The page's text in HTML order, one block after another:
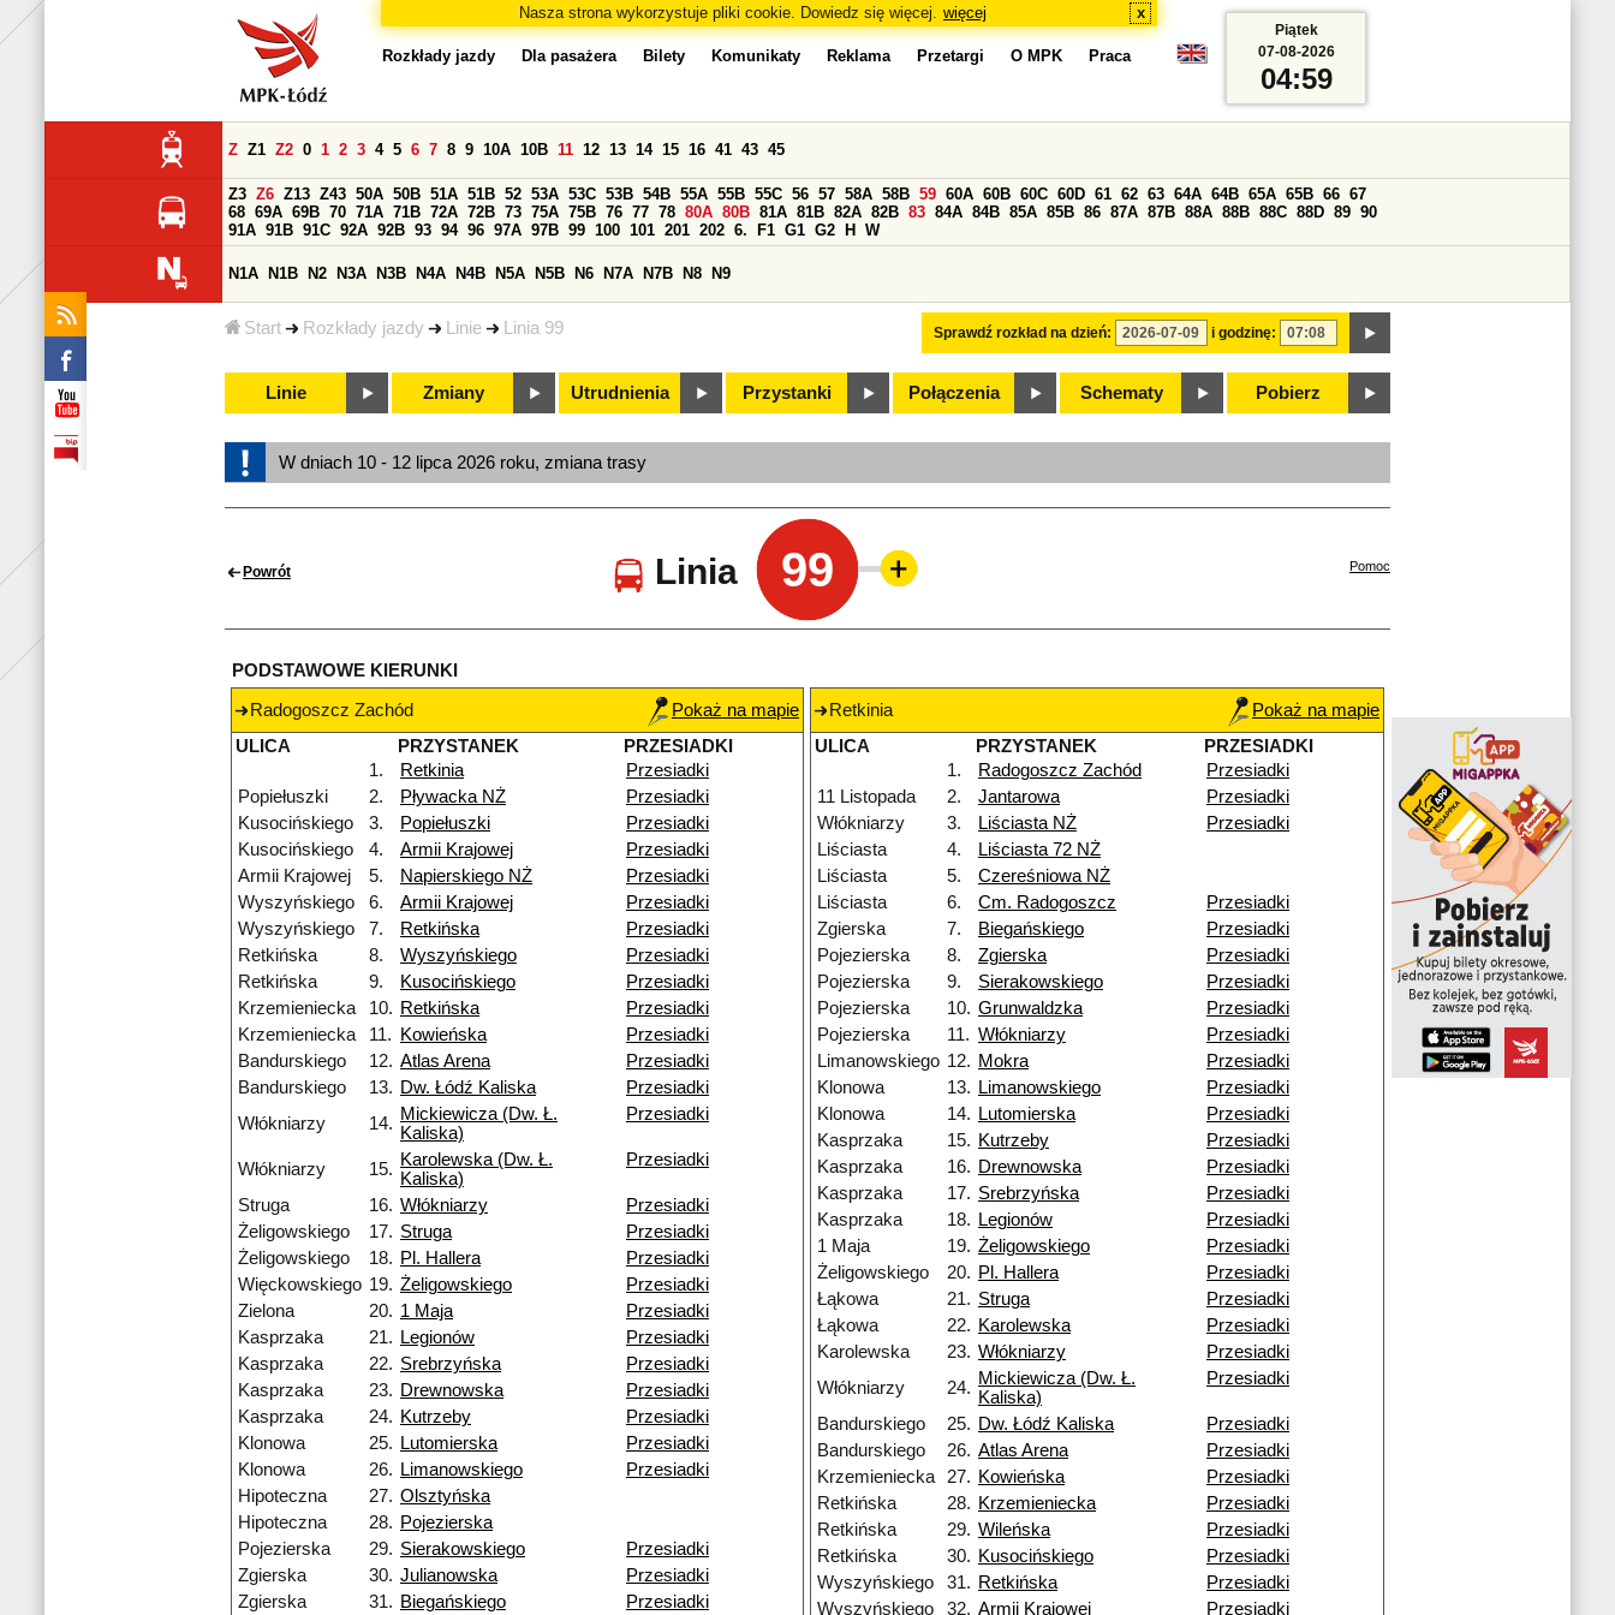
Nasza strona wykorzystuje pliki cookie. Dowiedz się więcej. więcej x
Start Rozkłady jazdy Linie Linia 99
Rozkłady jazdy Dla pasażera Bilety Komunikaty Reklama Przetargi O MPK Praca
Sprawdź rozkład na dzień: i godzinę:
Z Z1 Z2 0 1 2 3 4 5 6 7 8 9 10A 10B 11 12 13 14 15 16 41 43 45
Z3 Z6 Z13 Z43 50A 50B 51A 51B 52 53A 53C 53B 54B 55A 55B 55C 56 57 58A 58B 59 60A 60B 60C 60D 61 62 63 64A 64B 65A 65B 66 67
68 69A 69B 70 71A 71B 72A 72B 73 75A 75B 76 77 78 80A 80B 81A 81B 82A 82B 83 84A 84B 85A 85B 86 87A 87B 88A 88B 88C 88D 89 90
91A 91B 91C 92A 92B 93 94 96 97A 97B 99 100 101 201 202 6. F1 G1 G2 H W
N1A N1B N2 N3A N3B N4A N4B N5A N5B N6 N7A N7B N8 N9
Linie Zmiany Utrudnienia Przystanki Połączenia Schematy Pobierz
Piątek
07-08-2026
04:59
W dniach 10 - 12 lipca 2026 roku, zmiana trasy
Powrót Linia 99 Pomoc
PODSTAWOWE KIERUNKI
Radogoszcz Zachód
Pokaż na mapie
ULICA
PRZYSTANEK
PRZESIADKI
1.
Retkinia
Przesiadki
Popiełuszki
2. Pływacka NŻ
Przesiadki
Kusocińskiego
3. Popiełuszki
Przesiadki
Kusocińskiego
4. Armii Krajowej
Przesiadki
Armii Krajowej
5. Napierskiego NŻ
Przesiadki
Wyszyńskiego
6. Armii Krajowej
Przesiadki
Wyszyńskiego
7. Retkińska
Przesiadki
Retkińska
8. Wyszyńskiego
Przesiadki
Retkińska
9. Kusocińskiego
Przesiadki
Krzemieniecka
10. Retkińska
Przesiadki
Krzemieniecka
11. Kowieńska
Przesiadki
Bandurskiego
12. Atlas Arena
Przesiadki
Bandurskiego
13. Dw. Łódź Kaliska
Przesiadki
Włókniarzy
14. Mickiewicza (Dw. Ł.
Kaliska)
Przesiadki
Włókniarzy 15. Karolewska (Dw. Ł.
Kaliska)
Przesiadki
Struga 16. Włókniarzy
Przesiadki
Żeligowskiego
17. Struga
Przesiadki
Żeligowskiego
18. Pl. Hallera
Przesiadki
Więckowskiego 19. Żeligowskiego
Przesiadki
Zielona
20. 1 Maja
Przesiadki
Kasprzaka
21. Legionów
Przesiadki
Kasprzaka
22. Srebrzyńska
Przesiadki
Kasprzaka
23. Drewnowska
Przesiadki
Kasprzaka
24. Kutrzeby
Przesiadki
Klonowa
25. Lutomierska
Przesiadki
Klonowa
26. Limanowskiego
Przesiadki
Hipoteczna
27. Olsztyńska
Hipoteczna
28. Pojezierska
Pojezierska
29. Sierakowskiego
Przesiadki
Zgierska
30. Julianowska
Przesiadki
Zgierska
31. Biegańskiego Przesiadki
Retkinia
Pokaż na mapie
ULICA
PRZYSTANEK
PRZESIADKI
1.
Radogoszcz Zachód
Przesiadki
11 Listopada
2. Jantarowa
Przesiadki
Włókniarzy
3. Liściasta NŻ
Przesiadki
Liściasta
4.
Liściasta 72 NŻ
Liściasta
5.
Czereśniowa NŻ
Liściasta
6. Cm. Radogoszcz
Przesiadki
Zgierska
7. Biegańskiego
Przesiadki
Pojezierska
8. Zgierska
Przesiadki
Pojezierska
9. Sierakowskiego
Przesiadki
Pojezierska
10. Grunwaldzka
Przesiadki
Pojezierska
11. Włókniarzy
Przesiadki
Limanowskiego 12. Mokra
Przesiadki
Klonowa
13. Limanowskiego
Przesiadki
Klonowa
14. Lutomierska
Przesiadki
Kasprzaka
15. Kutrzeby
Przesiadki
Kasprzaka
16. Drewnowska
Przesiadki
Kasprzaka
17. Srebrzyńska
Przesiadki
Kasprzaka
18. Legionów
Przesiadki
1 Maja
19. Żeligowskiego
Przesiadki
Żeligowskiego
20. Pl. Hallera
Przesiadki
Łąkowa
21. Struga
Przesiadki
Łąkowa
22. Karolewska
Przesiadki
Karolewska
23. Włókniarzy
Przesiadki
Włókniarzy
24. Mickiewicza (Dw. Ł.
Kaliska)
Przesiadki
Bandurskiego 25. Dw. Łódź Kaliska
Przesiadki
Bandurskiego
26. Atlas Arena
Przesiadki
Krzemieniecka
27. Kowieńska
Przesiadki
Retkińska
28. Krzemieniecka
Przesiadki
Retkińska
29. Wileńska
Przesiadki
Retkińska
30. Kusocińskiego
Przesiadki
Wyszyńskiego
31. Retkińska
Przesiadki
Wyszyńskiego
32. Armii Krajowej Przesiadki